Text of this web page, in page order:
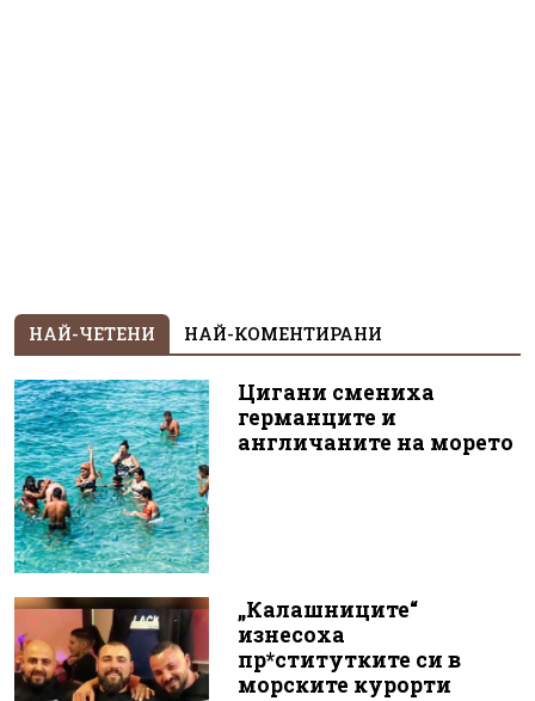
НАЙ-ЧЕТЕНИ НАЙ-КОМЕНТИРАНИ
Цигани смениха
германците и
англичаните на морето
„Калашниците“
изнесоха
пр*ститутките си в
морските курорти